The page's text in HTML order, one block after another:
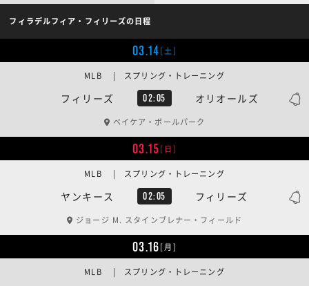
フィラデルフィア・フィリーズの日程
03.14[土]
フィリーズ 02:05 オリオールズ
MLB | スプリング・トレーニング
ベイケア・ボールパーク
03.15[日]
ヤンキース 02:05 フィリーズ
MLB | スプリング・トレーニング
ジョージ M. スタインブレナー・フィールド
03.16[月]
MLB | スプリング・トレーニング